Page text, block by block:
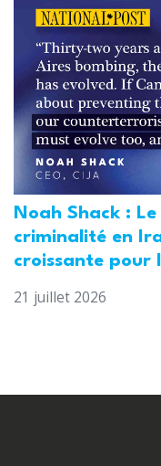
Noah Shack :
criminalité en
croissante pour
21 juillet 2026